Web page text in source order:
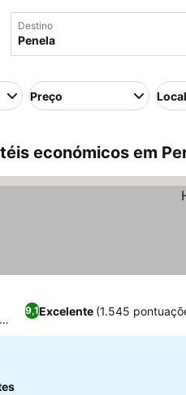
Destino
Preço
económicos em
9,1Excelente (1.545